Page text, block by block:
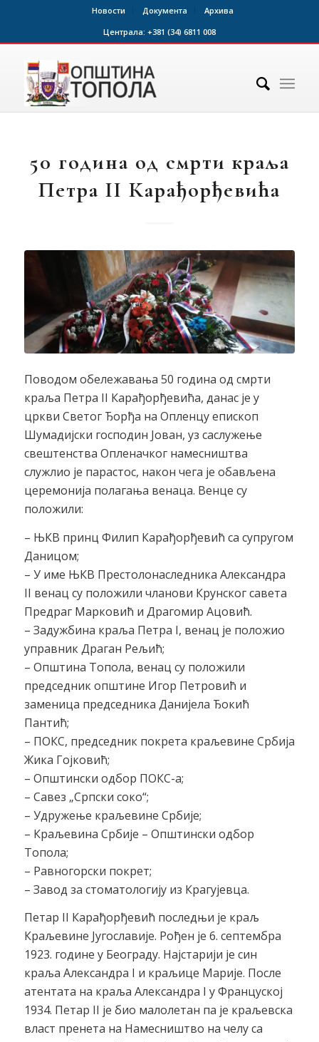
Новости Документа
Архива
Централа: +381 (34) 6811 008
50 година од смрти краља
Петра II Карађорђевића
Поводом обележавања 50 година од смрти
краља Петра II Карађорђевића, данас је у
цркви Светог Ђорђа на Опленцу епископ
Шумадијски господин Јован, уз саслужење
свештенства Опленачког намесништва
служлио је парастос, након чега је обављена
церемонија полагања венаца. Венце су
положили:
– ЊКВ принц Филип Карађорђевић са супругом
Даницом;
– У име ЊКВ Престолонаследника Александра
II венац су положили чланови Крунског савета
Предраг Марковић и Драгомир Ацовић.
– Задужбина краља Петра I, венац је положио
управник Драган Рељић;
– Општина Топола, венац су положили
председник општине Игор Петровић и
заменица председника Данијела Ђокић
Пантић;
– ПОКС, председник покрета краљевине Србија
Жика Гојковић;
– Општински одбор ПОКС-а;
– Савез „Српски соко“;
– Удружење краљевине Србије;
– Краљевина Србије – Општински одбор
Топола;
– Равногорски покрет;
– Завод за стоматологију из Крагујевца.
Петар II Карађорђевић последњи је краљ
Краљевине Југославије. Рођен је 6. септембра
1923. године у Београду. Најстарији је син
краља Александра I и краљице Марије. После
атентата на краља Александра I у Француској
1934. Петар II је био малолетан па је краљевска
власт пренета на Намесништво на челу са